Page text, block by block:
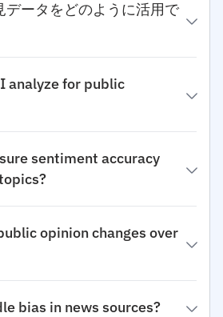
データをどのように活用で
analyze for public
sentiment accuracy
opinion changes over
bias in news sources?